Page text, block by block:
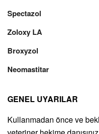
Spectazol
Zoloxy LA
Broxyzol
Neomastitar
GENEL UYARILAR
Kullanmadan önce ve